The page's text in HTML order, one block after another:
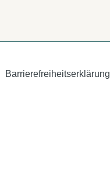
Barrierefreiheitserklärung